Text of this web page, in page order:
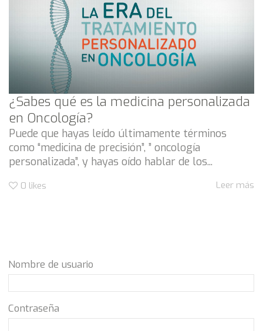
¿Sabes qué es la medicina personalizada
en Oncología?
Puede que hayas leído últimamente términos
como “medicina de precisión”, ” oncología
personalizada”, y hayas oído hablar de los...
0 likes Leer más
Nombre de usuario
Contraseña